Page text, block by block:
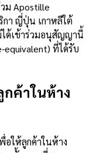
ม Apostille
กา ญี่ปุ่น เกาหลีใต้
ด้เข้าร่วมอนุสัญญานี้
equivalent) ที่ได้รับ
ค้าในห้าง
อให้ลูกค้าในห้าง